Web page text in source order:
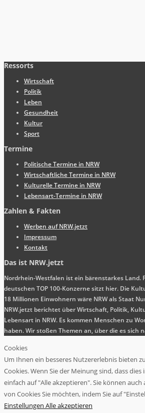
Ressorts
Wirtschaft
Politik
Leben
Gesundheit
Kultur
Sport
Termine
Politische Termine in NRW
Wirtschaftliche Termine in NRW
Kulturelle Termine in NRW
Lebensart-Termine in NRW
Zahlen & Fakten
Werben auf NRW.jetzt
Impressum
Kontakt
Das ist NRW.jetzt
Nordrhein-Westfalen ist ein bärenstarkes Land.
deutschen TOP 100-Konzerne sitzt hier. Die
18 Millionen Einwohnern wäre NRW als Staat
NRW.jetzt berichtet über Wirtschaft, Politik,
Lebensart in NRW. Es kommen Menschen zu
haben. Wir stoßen Themen an, über die es sich
Cookies
Um Ihnen ein besseres Nutzererlebnis bieten
Cookies. Wenn Sie der Meinung sind, dass
einfach auf "Alle akzeptieren". Sie können auch
von Cookies Sie möchten, indem Sie auf
Einstellungen Alle akzeptieren